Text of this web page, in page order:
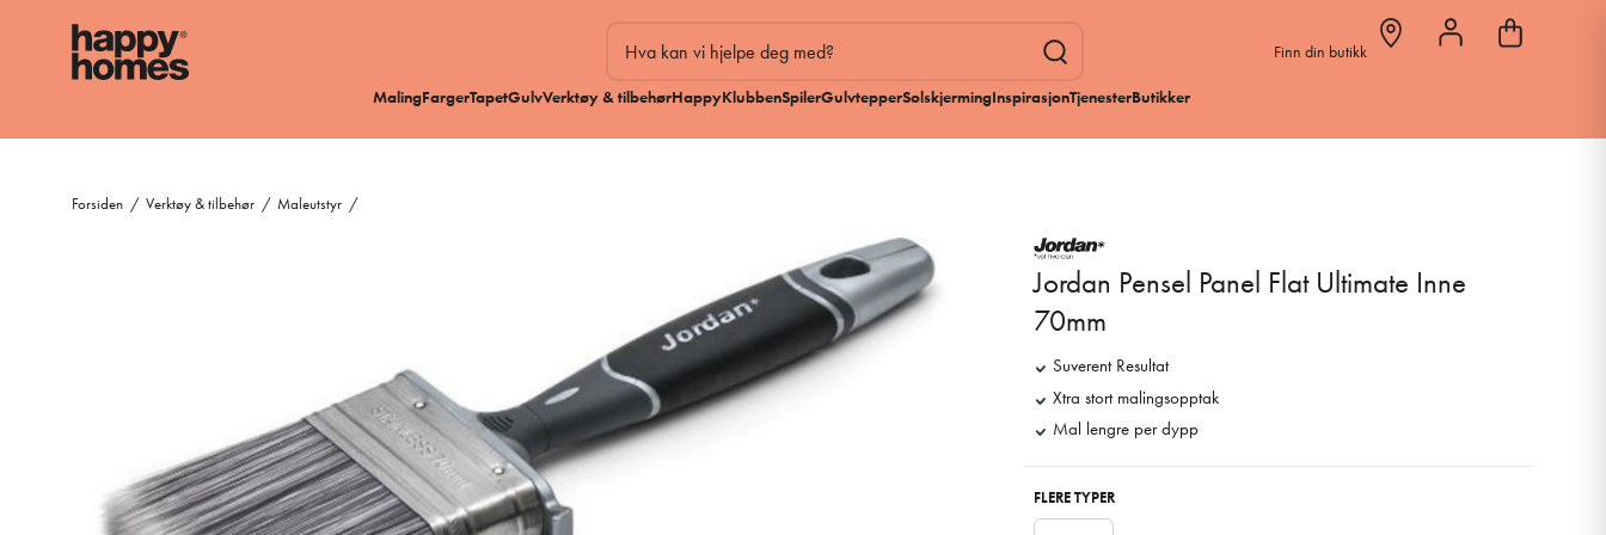
Finn din butikk
MalingFargerTapetGulvVerktøy & tilbehørHappyKlubbenSpilerGulvtepperSolskjermingInspirasjonTjenesterButikker
Forsiden / Verktøy & tilbehør / Maleutstyr /
Jordan Pensel Panel Flat Ultimate Inne
70mm
Suverent Resultat
Xtra stort malingsopptak
Mal lengre per dypp
FLERE TYPER